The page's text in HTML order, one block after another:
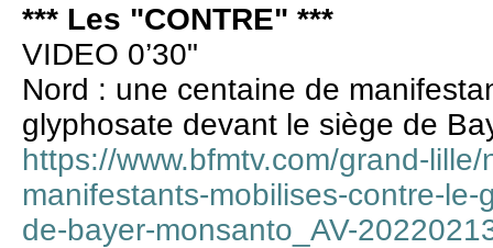
*** Les "CONTRE" ***
VIDEO 0’30"
Nord : une centaine de
glyphosate devant le siège de
https://www.bfmtv.com/grand-
manifestants-mobilises-contre-
de-bayer-monsanto_AV-